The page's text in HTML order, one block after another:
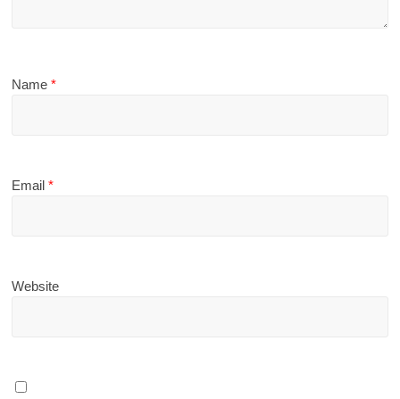
Name*
Email*
Website